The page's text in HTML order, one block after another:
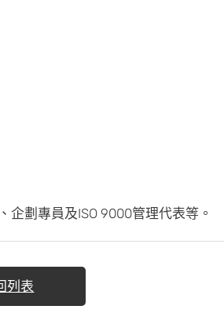
劃專員及ISO 9000管理代表等。
列表